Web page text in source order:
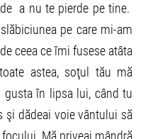
a nu te pierde pe tine.
pe care mi-am
ceea ce îmi fusese atâta
astea, soţul tău mă
gusta în lipsa lui, când tu
şi dădeai voie vântului să
Mă priveai mândră